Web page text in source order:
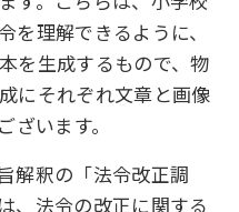
を理解できるように、
を生成するもので、物
にそれぞれ文章と画像
います。
解釈の「法令改正調
、法令の改正に関する